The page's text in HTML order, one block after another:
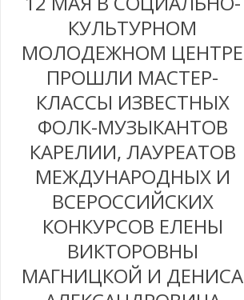
КУЛЬТУРНОМ
МОЛОДЕЖНОМ ЦЕНТРЕ
ПРОШЛИ МАСТЕР-
КЛАССЫ ИЗВЕСТНЫХ
ФОЛК-МУЗЫКАНТОВ
КАРЕЛИИ, ЛАУРЕАТОВ
МЕЖДУНАРОДНЫХ И
ВСЕРОССИЙСКИХ
КОНКУРСОВ ЕЛЕНЫ
ВИКТОРОВНЫ
МАГНИЦКОЙ И ДЕНИСА